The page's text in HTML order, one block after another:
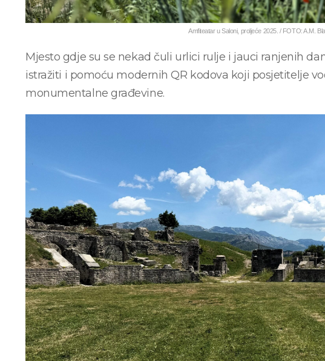
Amfiteatar u Saloni, proljeće 2025. / FOTO: A.M.
Mjesto gdje su se nekad čuli urlici rulje i jauci ranjenih
istražiti i pomoću modernih QR kodova koji posjetitelje
monumentalne građevine.